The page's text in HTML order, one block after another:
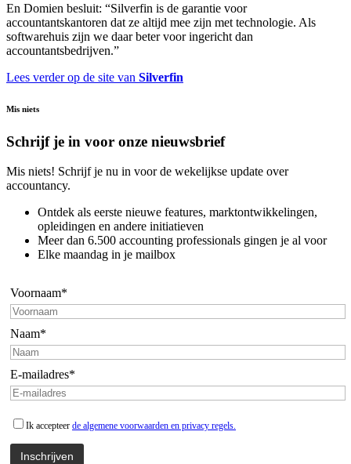
En Domien besluit: “Silverfin is de garantie voor
accountantskantoren dat ze altijd mee zijn met technologie. Als
softwarehuis zijn we daar beter voor ingericht dan
accountantsbedrijven.”
Lees verder op de site van Silverfin
Mis niets
Schrijf je in voor onze nieuwsbrief
Mis niets! Schrijf je nu in voor de wekelijkse update over
accountancy.
Ontdek als eerste nieuwe features, marktontwikkelingen,
opleidingen en andere initiatieven
Meer dan 6.500 accounting professionals gingen je al voor
Elke maandag in je mailbox
Voornaam*
Naam*
E-mailadres*
Ik accepteer de algemene voorwaarden en privacy regels.